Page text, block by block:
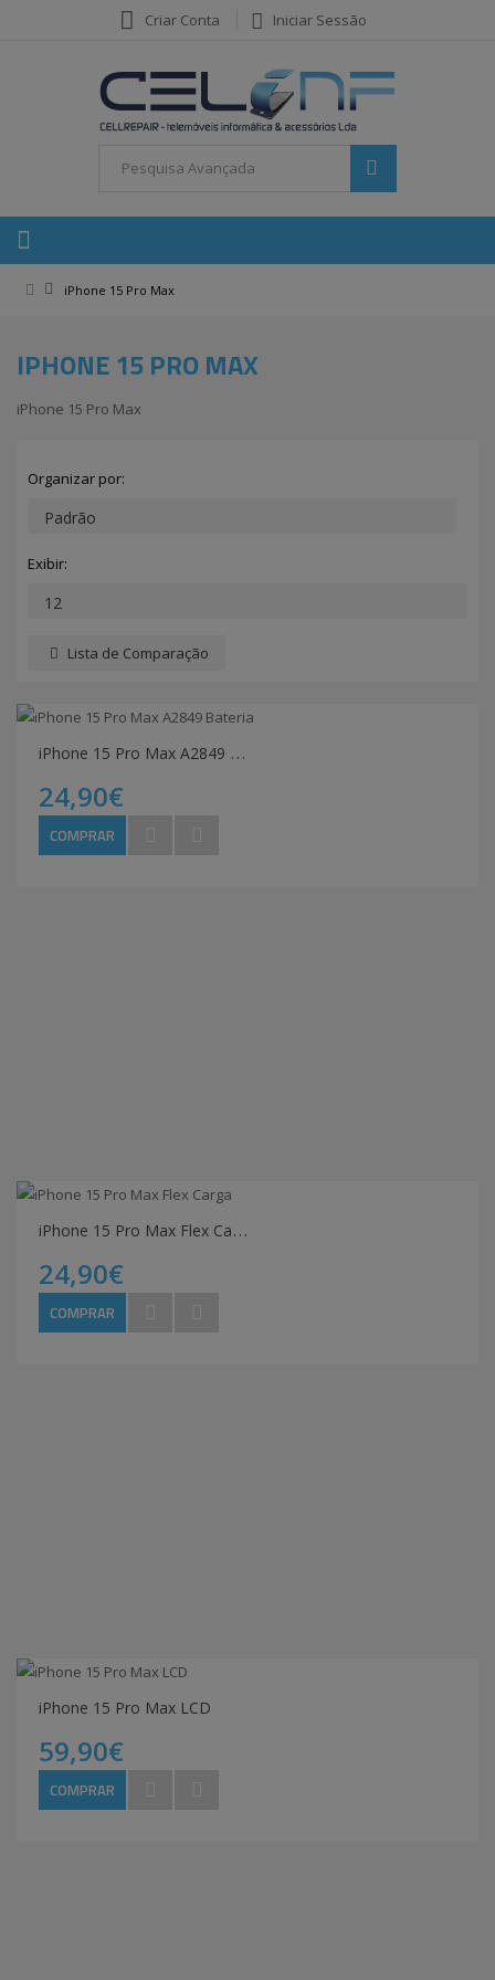
Criar Conta Iniciar Sessão
iPhone 15 Pro Max
IPHONE 15 PRO MAX
iPhone 15 Pro Max
Organizar por:
Exibir:
Lista de Comparação
i
Phone 15 Pro Max A2849 Bateria
24,90€
COMPRAR
i
Phone 15 Pro Max Flex Carga
24,90€
COMPRAR
iPhone 15 Pro Max LCD
59,90€
COMPRAR